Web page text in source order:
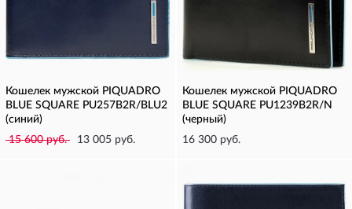
Кошелек мужской PIQUADRO
BLUE SQUARE PU257B2R/BLU2
(синий)
15 600 руб.
13 005 руб.
Кошелек мужской PIQUADRO
BLUE SQUARE PU1239B2R/N
(черный)
16 300 руб.